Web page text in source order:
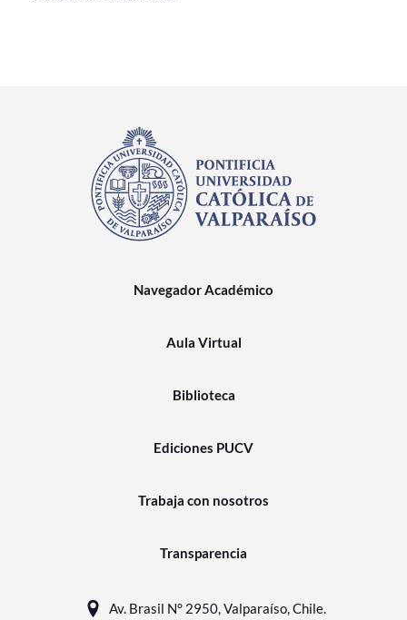
Navegador Académico
Aula Virtual
Biblioteca
Ediciones PUCV
Trabaja con nosotros
Transparencia
Av. Brasil N° 2950, Valparaíso, Chile.